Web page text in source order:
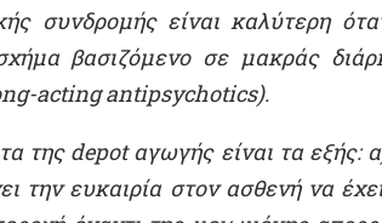
συνδρομής είναι καλύτερη
βασιζόμενο σε μακράς
acting antipsychotics).
της depot αγωγής είναι τα
την ευκαιρία στον ασθενή να